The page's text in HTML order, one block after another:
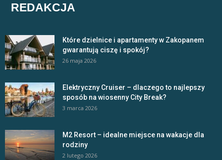
REDAKCJA
Które dzielnice i apartamenty w Zakopanem
gwarantują ciszę i spokój?
26 maja 2026
Elektryczny Cruiser – dlaczego to najlepszy
sposób na wiosenny City Break?
3 marca 2026
M2 Resort – idealne miejsce na wakacje dla
rodziny
2 lutego 2026